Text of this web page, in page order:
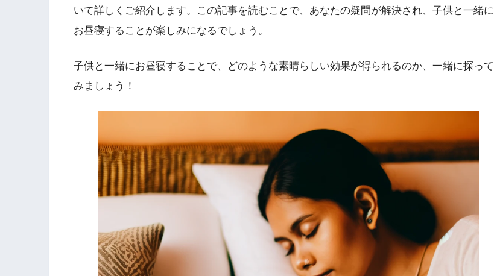
いて詳しくご紹介します。この記事を読むことで、あなたの疑問が解決され、子供と一緒に
お昼寝することが楽しみになるでしょう。
子供と一緒にお昼寝することで、どのような素晴らしい効果が得られるのか、一緒に探って
みましょう！